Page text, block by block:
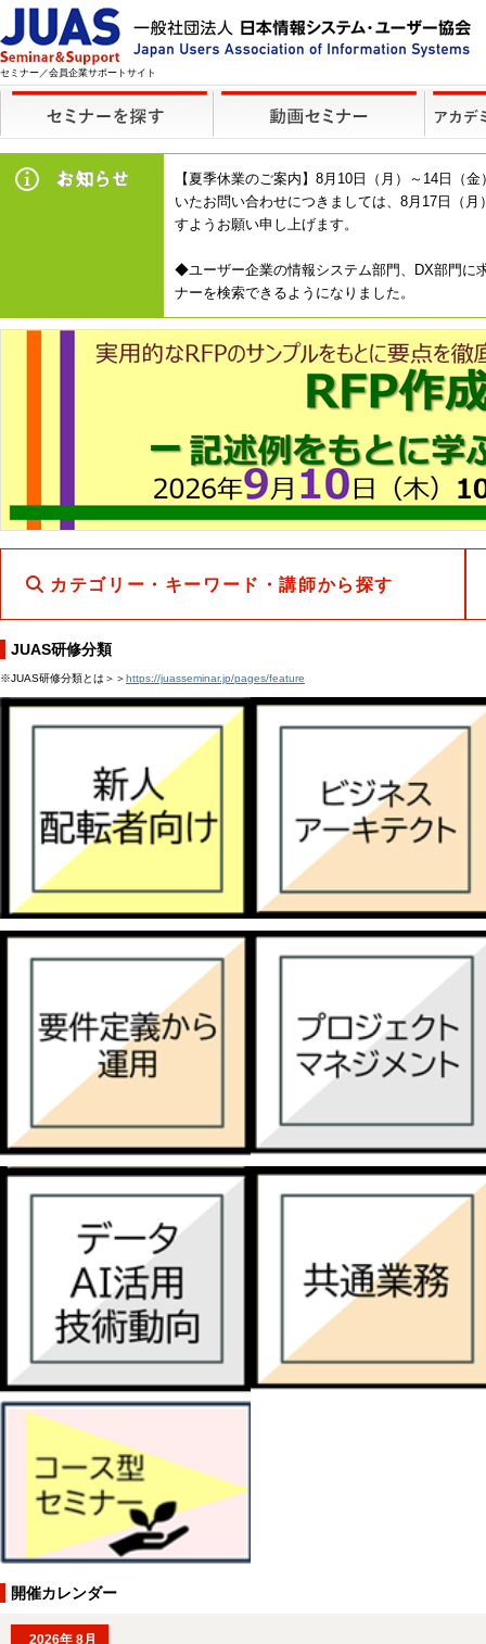
セミナー／会員企業サポートサイト
【夏季休業のご案内】8月10日（月）～14日（
いたお問い合わせにつきましては、8月17日（
すようお願い申し上げます。
◆ユーザー企業の情報システム部門、DX部門に
ナーを検索できるようになりました。
カテゴリー・キーワード・講師から探す
JUAS研修分類
※JUAS研修分類とは＞＞https://juasseminar.jp/pages/feature
開催カレンダー
2026年 8月